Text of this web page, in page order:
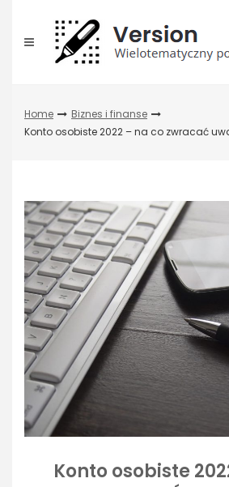
content
Home
Biznes i finanse
Konto osobiste 2022 – na co zwracać
Konto osobiste